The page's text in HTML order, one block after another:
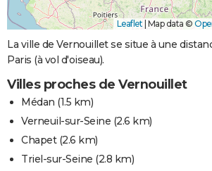
Leaflet Map data ©
La ville de Vernouillet se situe à une
Paris (à vol d'oiseau).
Villes proches de Vernouillet
Médan (1.5 km)
Verneuil-sur-Seine (2.6 km)
Chapet(2.6 km)
Triel-sur-Seine (2.8 km)